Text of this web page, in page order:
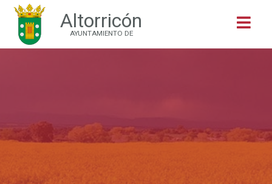
Altorricón
AYUNTAMIENTO DE